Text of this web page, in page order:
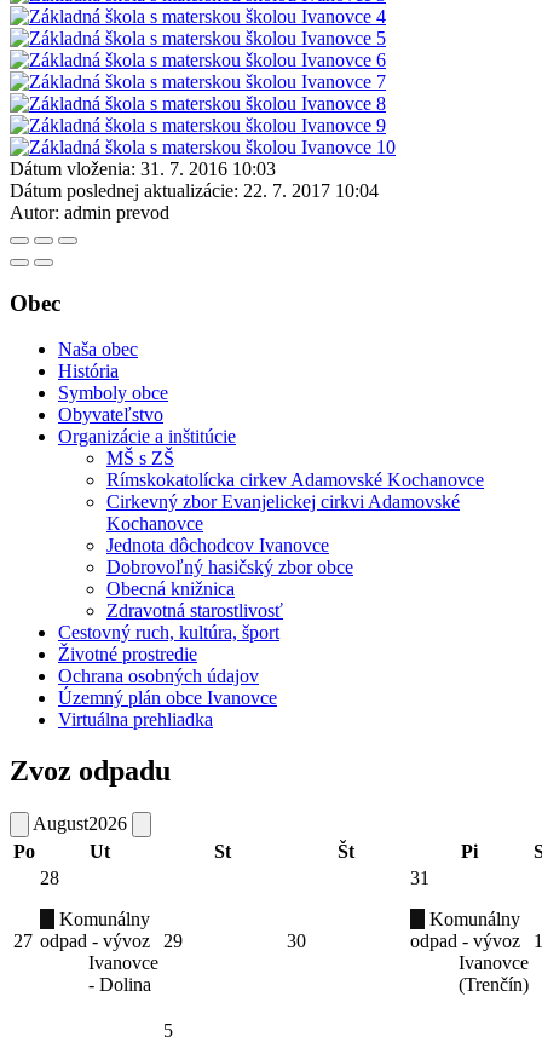
Dátum vloženia: 31. 7. 2016 10:03
Dátum poslednej aktualizácie: 22. 7. 2017 10:04
Autor: admin prevod
Obec
Naša obec
História
Symboly obce
Obyvateľstvo
Organizácie a inštitúcie
MŠ s ZŠ
Rímskokatolícka cirkev Adamovské Kochanovce
Cirkevný zbor Evanjelickej cirkvi Adamovské
Kochanovce
Jednota dôchodcov Ivanovce
Dobrovoľný hasičský zbor obce
Obecná knižnica
Zdravotná starostlivosť
Cestovný ruch, kultúra, šport
Životné prostredie
Ochrana osobných údajov
Územný plán obce Ivanovce
Virtuálna prehliadka
Zvoz odpadu
August2026
Po
Ut St Št Pi
27
28
Komunálny
odpad - vývoz
Ivanovce
- Dolina
29 30
31
Komunálny
odpad - vývoz
Ivanovce
(Trenčín)
1
5